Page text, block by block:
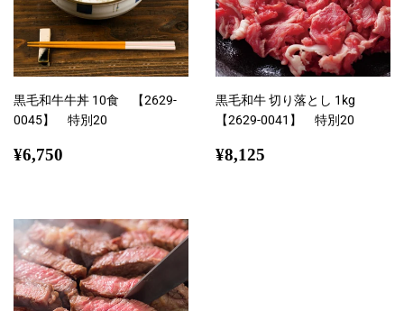
黒毛和牛牛丼 10食 【2629-
0045】 特別20
通
¥6,750
黒毛和牛 切り落とし 1kg
【2629-0041】 特別20
通
¥8,125